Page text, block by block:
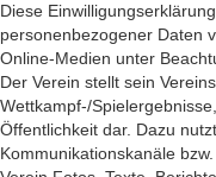
Diese
personenbezogener Daten
Online-Medien unter
Der Verein stellt sein
Wettkampf-/
Öffentlichkeit dar. Dazu
Kommunikationskanäle